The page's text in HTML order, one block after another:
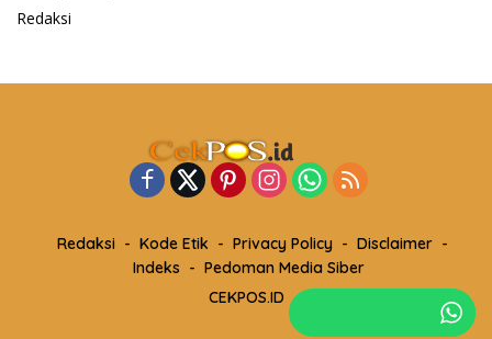
Redaksi
Redaksi Kode Etik Privacy Policy
Disclaimer
Indeks
Pedoman Media Siber
CEKPOS.ID